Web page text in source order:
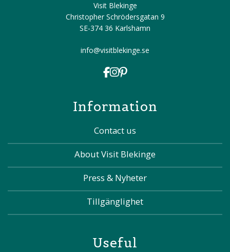
Visit Blekinge
Christopher Schrödersgatan 9
SE-374 36 Karlshamn
info@visitblekinge.se
Information
Contact us
About Visit Blekinge
Press & Nyheter
Tillgänglighet
Useful